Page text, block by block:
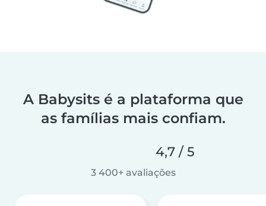
A Babysits é a plataforma que
as famílias mais confiam.
4,7 / 5
3 400+ avaliações